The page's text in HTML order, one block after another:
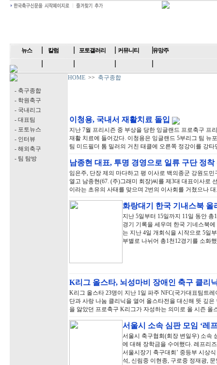
뉴스 칼럼 포토갤러리 커뮤니티 유망주
- 축구종합
- 학원축구
- 국내리그
- 대표팀
- 포토뉴스
- 인터뷰
- 해외축구
- 팀 탐방
HOME >> 축구종합
이청용, 국내서 재활치료 돌입
지난 7월 프리시즌 중 부상을 당한 잉글랜드 프로축구 프
재활 치료에 들어갔다. 이청용은 잉글랜드 5부리그 팀 뉴
팀 미드필더 톰 밀러의 거친 태클에 오른쪽 정강이를 강
남종현 대표, 투명 경영으로 일류 구단 정
임은주, 단장 제의 마다하고 평 이사로 백의종군 강원도
열고 남종현(67. (주)그래미 회장)씨를 제3대 대표이사로
이라는 초유의 사태를 맞으며 2번의 이사회를 거쳤으나
화랑대기 한국 기내스북 올
지난 5일부터 15일까지 11일 동안
경기 기록을 세우며 한국 기네스북
는 지난 4일 개회식을 시작으로 5일
부별로 나뉘어 총1천12경기를 소화
K리그 올스타, 뇌성마비 장애인 축구 클리
K리그 올스타 23명이 지난 1일 파주 NFC(국가대표팀트
단과 사랑 나눔 클리닉을 열어 올스타전을 대신해 뜻 깊
을 앓았던 프로축구 K리그가 자성하는 의미로 올 시즌
서울시 소속 심판 모임 ‘레
서울시 축구협회(회장 변일우) 소속
에 대해 장학금을 수여했다. 레프리
서울시장기 축구대회’ 중등부 시상
석, 신림중 이현종, 구로중 정재광,